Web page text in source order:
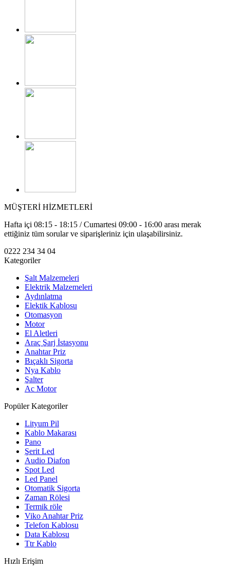
MÜŞTERİ HİZMETLERİ
Hafta içi 08:15 - 18:15 / Cumartesi 09:00 - 16:00 arası merak
ettiğiniz tüm sorular ve siparişleriniz için ulaşabilirsiniz.
0222 234 34 04
Kategoriler
Şalt Malzemeleri
Elektrik Malzemeleri
Aydınlatma
Elektik Kablosu
Otomasyon
Motor
El Aletleri
Araç Şarj İstasyonu
Anahtar Priz
Bıçaklı Sigorta
Nya Kablo
Şalter
Ac Motor
Popüler Kategoriler
Lityum Pil
Kablo Makarası
Pano
Şerit Led
Audio Diafon
Spot Led
Led Panel
Otomatik Sigorta
Zaman Rölesi
Termik röle
Viko Anahtar Priz
Telefon Kablosu
Data Kablosu
Ttr Kablo
Hızlı Erişim